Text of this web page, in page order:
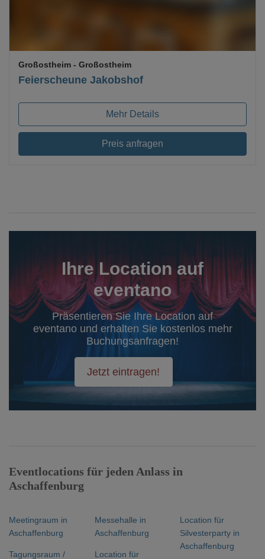
Feierscheune Jakobshof
Großostheim - Großostheim
Mehr Details
Preis anfragen
Ihre Location auf
eventano
Präsentieren Sie Ihre Location auf
eventano und erhalten Sie kostenlos mehr
Buchungsanfragen!
Jetzt eintragen!
Eventlocations für jeden Anlass in
Aschaffenburg
Meetingraum in
Aschaffenburg
Tagungsraum /
Messehalle in
Aschaffenburg
Location für
Location für
Silvesterparty in
Aschaffenburg